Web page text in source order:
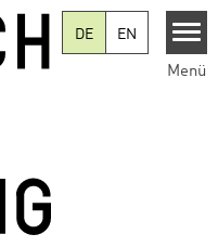
DE
EN
Menü